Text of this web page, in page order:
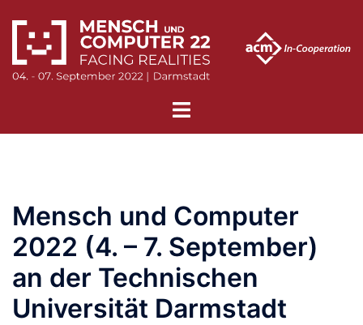
Mensch und Computer
2022 (4. – 7. September)
an der Technischen
Universität Darmstadt